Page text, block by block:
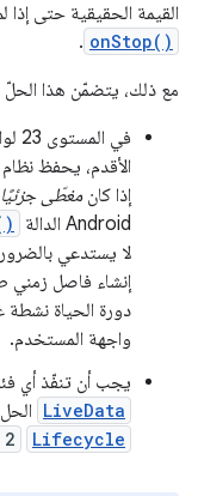
القيمة الحقيقية حتى
onStop()
.
مع ذلك، يتضمّن هذا الحلّ
في
إذا كان مغطّى جزئيًا
Android الدالة
لا يستدعي
إنشاء فاصل زمني
دورة الحياة نشطة
واجهة المستخدم.
يجب أن تنفّذ أي
LiveData
Lifecycle